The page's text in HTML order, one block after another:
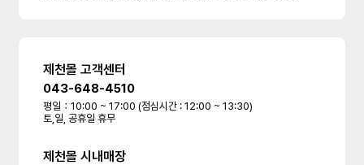
제천몰 고객센터
043-648-4510
평일：10:00 ~ 17:00 (점심시간 : 12:00 ~ 13:30)
토,일, 공휴일 휴무
제천몰 시내매장